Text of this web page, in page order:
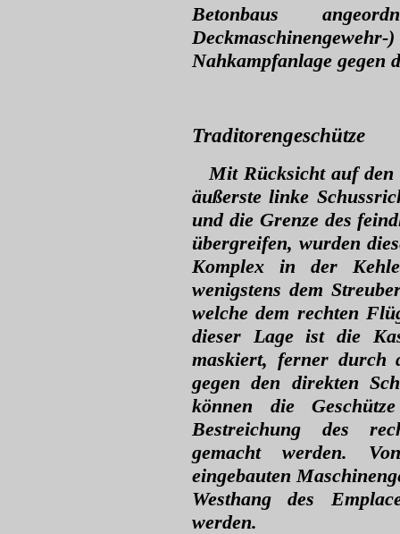
Betonbaus
Nahkampfanlage gegen
Traditorengeschütze
Mit Rücksicht auf den
äußerste linke
und die Grenze des
übergreifen, wurden
Komplex in der
wenigstens dem
welche dem rechten
dieser Lage ist die
maskiert, ferner durch
gegen den direkten
können die
Bestreichung des
gemacht werden.
eingebauten
Westhang des
werden.